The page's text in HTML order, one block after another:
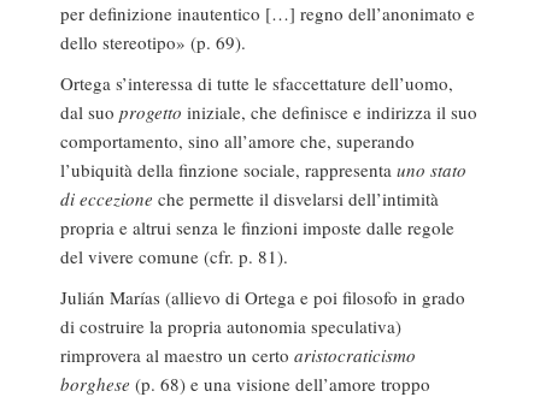
per definizione inautentico […] regno dell’anonimato e
dello stereotipo» (p. 69).
Ortega s’interessa di tutte le sfaccettature dell’uomo,
dal suo progetto iniziale, che definisce e indirizza il suo
comportamento, sino all’amore che, superando
l’ubiquità della finzione sociale, rappresenta uno stato
di eccezione che permette il disvelarsi dell’intimità
propria e altrui senza le finzioni imposte dalle regole
del vivere comune (cfr. p. 81).
Julián Marías (allievo di Ortega e poi filosofo in grado
di costruire la propria autonomia speculativa)
rimprovera al maestro un certo aristocraticismo
borghese (p. 68) e una visione dell’amore troppo